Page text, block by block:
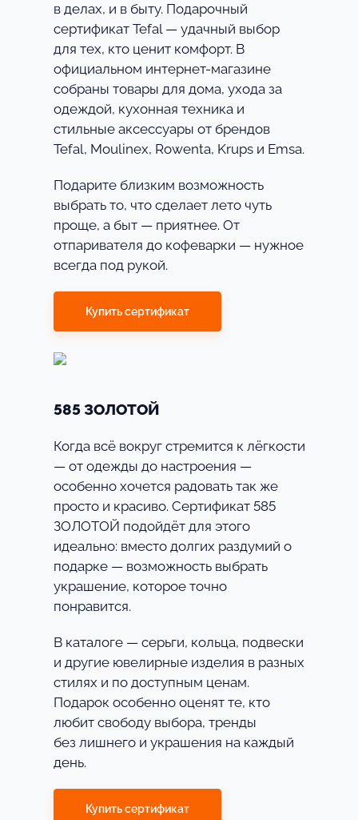
в делах, и в быту. Подарочный
сертификат Tefal — удачный выбор
для тех, кто ценит комфорт. В
официальном интернет-магазине
собраны товары для дома, ухода за
одеждой, кухонная техника и
стильные аксессуары от брендов
Tefal, Moulinex, Rowenta, Krups и Emsa.
Подарите близким возможность
выбрать то, что сделает лето чуть
проще, а быт — приятнее. От
отпаривателя до кофеварки — нужное
всегда под рукой.
Купить сертификат
585 ЗОЛОТОЙ
Когда всё вокруг стремится к лёгкости
— от одежды до настроения —
особенно хочется радовать так же
просто и красиво. Сертификат 585
ЗОЛОТОЙ подойдёт для этого
идеально: вместо долгих раздумий о
подарке — возможность выбрать
украшение, которое точно
понравится.
В каталоге — серьги, кольца, подвески
и другие ювелирные изделия в разных
стилях и по доступным ценам.
Подарок особенно оценят те, кто
любит свободу выбора, тренды
без лишнего и украшения на каждый
день.
Купить сертификат